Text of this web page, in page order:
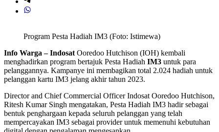
Program Pesta Hadiah IM3 (Foto: Istimewa)
Info Warga –Indosat Ooredoo Hutchison (IOH) kembali
menghadirkan program bertajuk Pesta Hadiah IM3 untuk para
pelanggannya. Kampanye ini membagikan total 2.024 hadiah untuk
pelanggan kartu IM3 jelang akhir tahun 2023.
Director and Chief Commercial Officer Indosat Ooredoo Hutchison,
Ritesh Kumar Singh mengatakan, Pesta Hadiah IM3 hadir sebagai
bentuk penghargaan kepada seluruh pelanggan yang telah
mempercayakan IM3 sebagai provider untuk memenuhi kebutuhan